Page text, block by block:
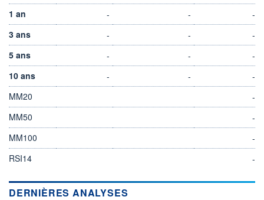
1 an
- -
-
3 ans
- -
-
5 ans
- -
-
10 ans
- -
-
MM20
-
MM50
-
MM100
-
RSI14
-
DERNIÈRES ANALYSES